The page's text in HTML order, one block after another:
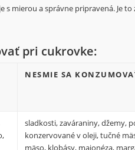
mierou a správne pripravená. Je to
pri cukrovke:
NESMIE SA
sladkosti, zaváraniny, džemy,
konzervované v oleji, tučné